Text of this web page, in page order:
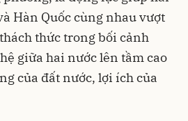
Hàn Quốc cùng nhau vượt
thức trong bối cảnh
giữa hai nước lên tầm cao
của đất nước, lợi ích của